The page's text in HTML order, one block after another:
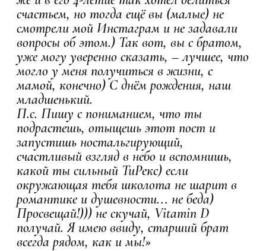
счастьем, но тогда ещё вы (малые) не
смотрели мой Инстаграм и не задавали
вопросы об этом.) Так вот, вы с братом,
уже могу уверенно сказать, – лучшее, что
могло у меня получиться в жизни, с
мамой, конечно) С днём рождения, наш
младшенький.
П.с. Пишу с пониманием, что ты
подрастешь, отыщешь этот пост и
запустишь ностальгирующий,
счастливый взгляд в небо и вспомнишь,
какой ты сильный ТиРекс) если
окружающая тебя школота не шарит в
романтике и душевности... не беда)
Просвещай!))) не скучай, Vitamin D
получай. Я имею ввиду, старший брат
всегда рядом, как и мы!»